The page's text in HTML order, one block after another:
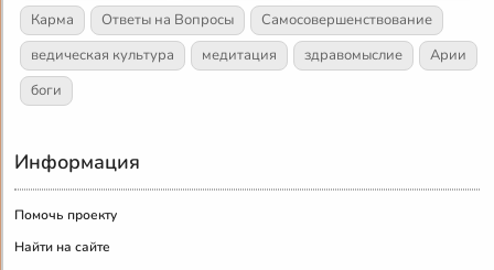
Карма
Ответы на Вопросы
Самосовершенствование
ведическая культура
медитация здравомыслие
Арии
боги
Информация
Помочь проекту
Найти на сайте